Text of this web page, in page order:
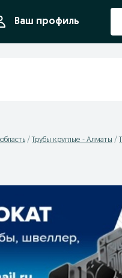
Ваш профиль
Трубы круглые - Алматы